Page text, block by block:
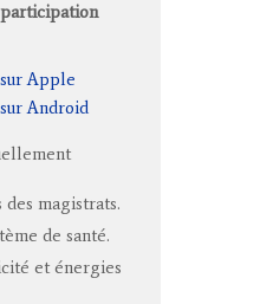
Apple
Android
magistrats.
de santé.
et énergies